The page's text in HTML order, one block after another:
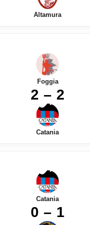
Altamura
Foggia
2 – 2
Catania
Catania
0 – 1